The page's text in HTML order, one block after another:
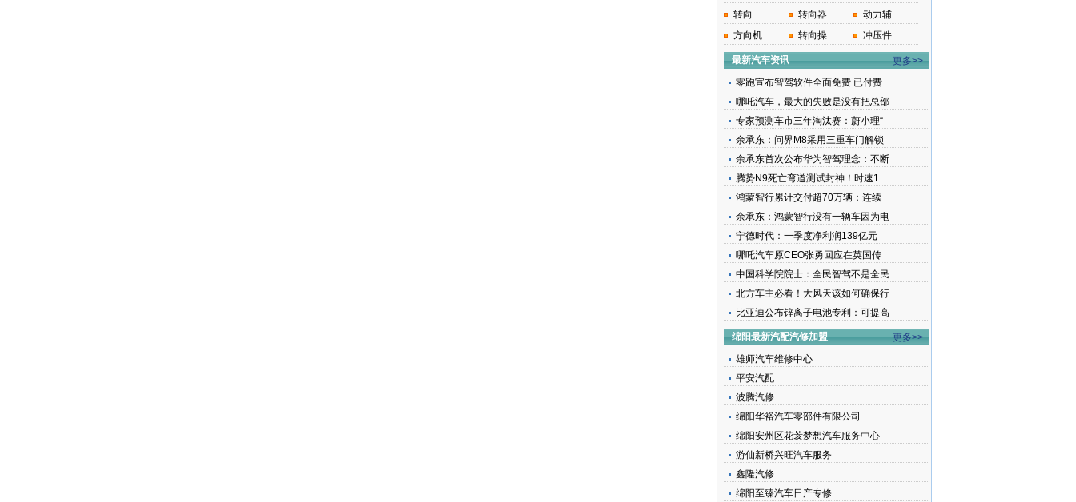
转向
转向器
动力辅
方向机
转向操 冲压件
最新汽车资讯
更多>>
零跑宣布智驾软件全面免费 已付费
哪吒汽车，最大的失败是没有把总部
专家预测车市三年淘汰赛：蔚小理“
余承东：问界M8采用三重车门解锁
余承东首次公布华为智驾理念：不断
腾势N9死亡弯道测试封神！时速1
鸿蒙智行累计交付超70万辆：连续
余承东：鸿蒙智行没有一辆车因为电
宁德时代：一季度净利润139亿元
哪吒汽车原CEO张勇回应在英国传
中国科学院院士：全民智驾不是全民
北方车主必看！大风天该如何确保行
比亚迪公布锌离子电池专利：可提高
绵阳最新汽配汽修加盟
更多>>
雄师汽车维修中心
平安汽配
波腾汽修
绵阳华裕汽车零部件有限公司
绵阳安州区花荄梦想汽车服务中心
游仙新桥兴旺汽车服务
鑫隆汽修
绵阳至臻汽车日产专修